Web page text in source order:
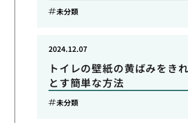
未分類
トイレの壁紙の黄ばみをき
とす簡単な方法
2024.12.07
未分類